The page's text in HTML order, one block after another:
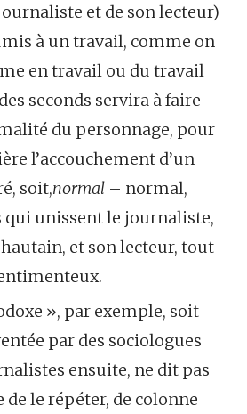
et de son lecteur)
à un travail, comme on
en travail ou du travail
seconds servira à faire
du personnage, pour
l’accouchement d’un
soit,normal – normal,
qui unissent le journaliste,
et son lecteur, tout
», par exemple, soit
par des sociologues
ensuite, ne dit pas
de le répéter, de colonne